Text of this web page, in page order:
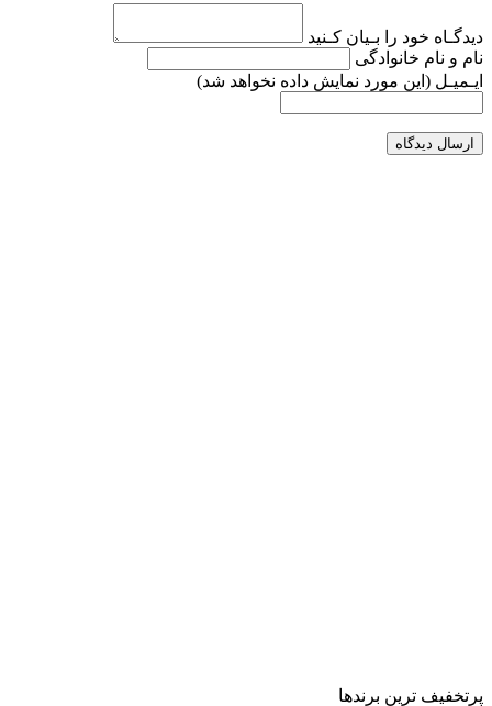
دیدگـاه خود را بـیان کـنید
نام و نام خانوادگی
ایـمیـل (این مورد نمایش داده نخواهد شد)
ارسال دیدگاه
پرتخفیف ترین برندها